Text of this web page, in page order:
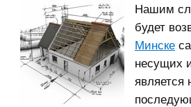
Нашим
будет
Минске
несущих
является